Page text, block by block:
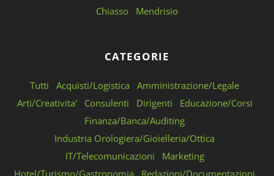
Chiasso
Mendrisio
CATEGORIE
Tutti Acquisti/Logistica
Amministrazione/Legale
Arti/Creativita'
Consulenti Dirigenti
Educazione/Corsi
Finanza/Banca/Auditing
Industria Orologiera/Gioielleria/Ottica
IT/Telecomunicazioni
Marketing
Hotel/Turismo/Gastronomia
Redazioni/Documentazioni